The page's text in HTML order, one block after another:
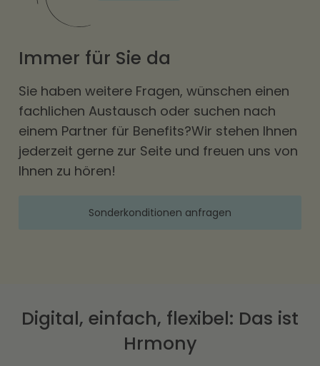
Immer für Sie da
Sie haben weitere Fragen, wünschen einen
fachlichen Austausch oder suchen nach
einem Partner für Benefits?Wir stehen Ihnen
jederzeit gerne zur Seite und freuen uns von
Ihnen zu hören!
Sonderkonditionen anfragen
Digital, einfach, flexibel: Das ist
Hrmony